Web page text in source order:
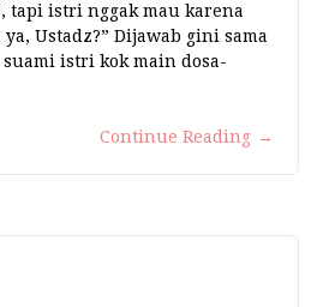
tapi istri nggak mau karena
Ustadz?” Dijawab gini sama
suami istri kok main dosa-
Continue Reading →